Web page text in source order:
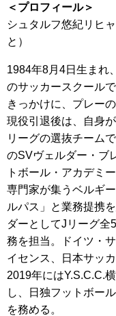
＜プロフィール＞
シュタルフ悠紀リヒ
と）
1984年8月4日生まれ
のサッカースクール
きっかけに、プレー
現役引退後は、自身
リーグの選抜チーム
のSVヴェルダー・ブ
トボール・アカデミ
専門家が集うベルギ
ルパス」と業務提携
ダーとしてJリーグ全
務を担当。ドイツ・
イセンス、日本サッ
2019年にはY.S.C.C.
し、日独フットボー
を務める。